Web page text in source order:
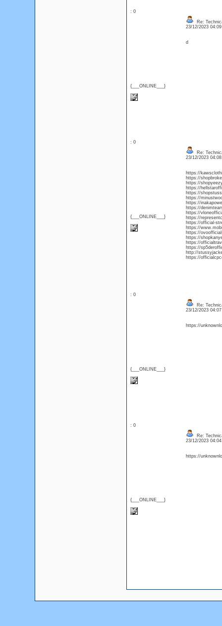
: 0
{___ONLINE___}
Re:
23/12/2023
d
: 0
{___ONLINE___}
Re:
23/12/2023
https://
https://
https://
https://
https://
https://
https://
https://
https://
https://
https://official-
https://
https://
https://
https://
https://
http://
https://
: 0
{___ONLINE___}
Re:
23/12/2023
https://
: 0
{___ONLINE___}
Re:
23/12/2023
https://